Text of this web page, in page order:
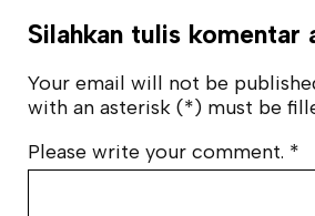
Silahkan tulis komentar
Your email will not be
with an asterisk (*) must be
Please write your comment. *